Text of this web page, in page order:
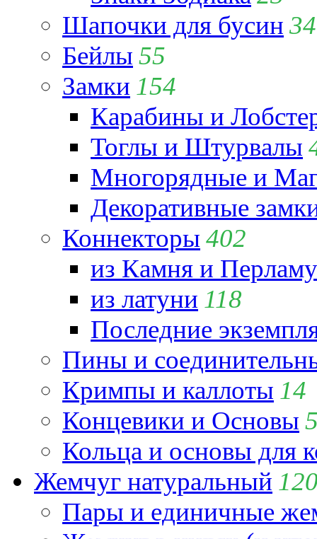
Шапочки для бусин 34
Бейлы 55
Замки 154
Карабины и
Тоглы и Штурвалы
Многорядные и
Декоративные
Коннекторы 402
из Камня и
из латуни 118
Последние
Пины и
Кримпы и каллоты 14
Концевики и Основы
Кольца и основы для
Жемчуг натуральный
Пары и единичные